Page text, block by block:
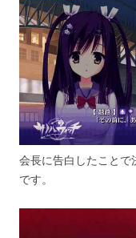
会長に告白したこと
です。